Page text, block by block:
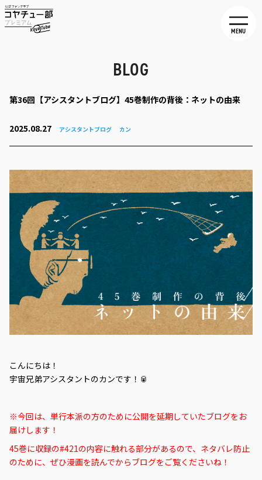
MENU
BLOG
第36回【アシスタントブログ】45巻制作の背後：ネットの由来
2025.08.27 アシスタントブログ カン
こんにちは！
宇宙兄弟アシスタントのカンです！🥫
※今回は、単行本派の方のために公開を延期していたブログをお
届けします！
45巻に収録の#421の内容に触れる部分があるので、ネタバレ防止
のために、ぜひ漫画を読んでからブログをご覧くださいね！